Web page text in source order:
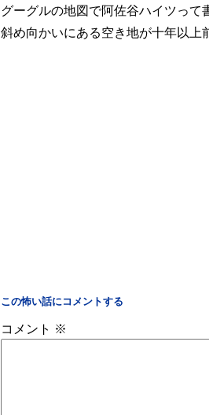
グーグルの地図で阿佐谷ハイツって
斜め向かいにある空き地が十年以上
この怖い話にコメントする
コメント ※